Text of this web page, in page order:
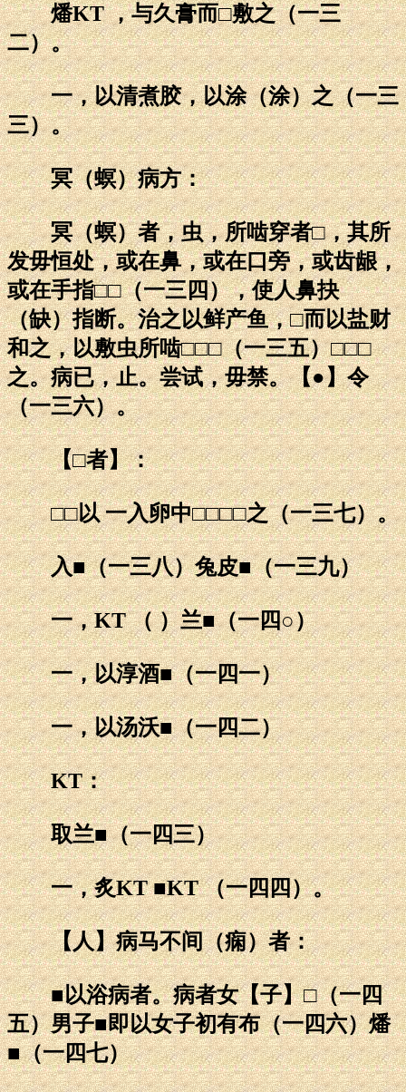
燔KT ，与久膏而□敷之（一三
二）。
一，以清煮胶，以涂（涂）之（一三
三）。
冥（螟）病方：
冥（螟）者，虫，所啮穿者□，其所
发毋恒处，或在鼻，或在口旁，或齿龈，
或在手指□□（一三四），使人鼻抉
（缺）指断。治之以鲜产鱼，□而以盐财
和之，以敷虫所啮□□□（一三五）□□□
之。病已，止。尝试，毋禁。【●】令
（一三六）。
【□者】：
□□以 一入卵中□□□□之（一三七）。
入■（一三八）兔皮■（一三九）
一，KT （ ）兰■（一四○）
一，以淳酒■（一四一）
一，以汤沃■（一四二）
KT：
取兰■（一四三）
一，炙KT ■KT （一四四）。
【人】病马不间（痫）者：
■以浴病者。病者女【子】□（一四
五）男子■即以女子初有布（一四六）燔
■（一四七）